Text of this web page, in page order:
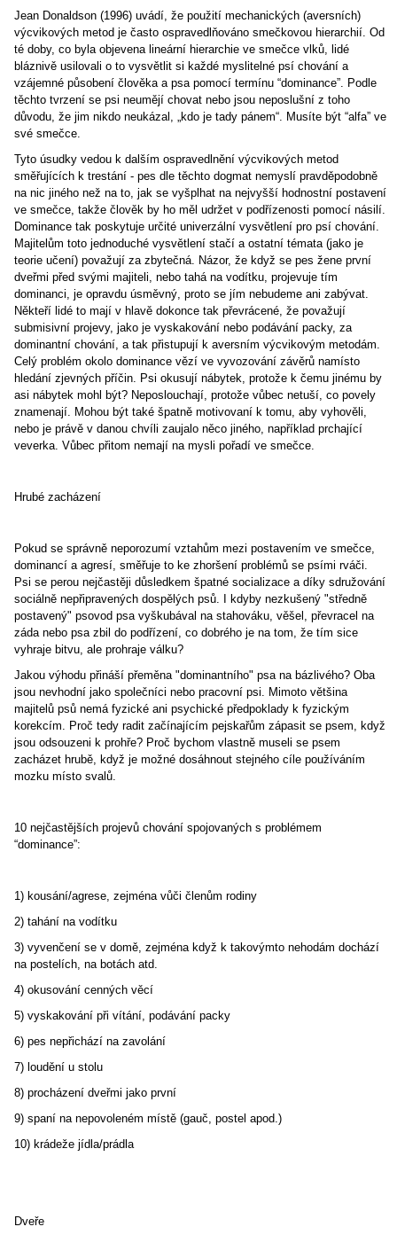
Jean Donaldson (1996) uvádí, že použití mechanických (aversních)
výcvikových metod je často ospravedlňováno smečkovou hierarchií. Od
té doby, co byla objevena lineární hierarchie ve smečce vlků, lidé
bláznivě usilovali o to vysvětlit si každé myslitelné psí chování a
vzájemné působení člověka a psa pomocí termínu “dominance”. Podle
těchto tvrzení se psi neumějí chovat nebo jsou neposlušní z toho
důvodu, že jim nikdo neukázal, „kdo je tady pánem“. Musíte být “alfa” ve
své smečce.
Tyto úsudky vedou k dalším ospravedlnění výcvikových metod
směřujících k trestání - pes dle těchto dogmat nemyslí pravděpodobně
na nic jiného než na to, jak se vyšplhat na nejvyšší hodnostní postavení
ve smečce, takže člověk by ho měl udržet v podřízenosti pomocí násilí.
Dominance tak poskytuje určité univerzální vysvětlení pro psí chování.
Majitelům toto jednoduché vysvětlení stačí a ostatní témata (jako je
teorie učení) považují za zbytečná. Názor, že když se pes žene první
dveřmi před svými majiteli, nebo tahá na vodítku, projevuje tím
dominanci, je opravdu úsměvný, proto se jím nebudeme ani zabývat.
Někteří lidé to mají v hlavě dokonce tak převrácené, že považují
submisivní projevy, jako je vyskakování nebo podávání packy, za
dominantní chování, a tak přistupují k aversním výcvikovým metodám.
Celý problém okolo dominance vězí ve vyvozování závěrů namísto
hledání zjevných příčin. Psi okusují nábytek, protože k čemu jinému by
asi nábytek mohl být? Neposlouchají, protože vůbec netuší, co povely
znamenají. Mohou být také špatně motivovaní k tomu, aby vyhověli,
nebo je právě v danou chvíli zaujalo něco jiného, například prchající
veverka. Vůbec přitom nemají na mysli pořadí ve smečce.
Hrubé zacházení
Pokud se správně neporozumí vztahům mezi postavením ve smečce,
dominancí a agresí, směřuje to ke zhoršení problémů se psími rváči.
Psi se perou nejčastěji důsledkem špatné socializace a díky sdružování
sociálně nepřipravených dospělých psů. I kdyby nezkušený "středně
postavený" psovod psa vyškubával na stahováku, věšel, převracel na
záda nebo psa zbil do podřízení, co dobrého je na tom, že tím sice
vyhraje bitvu, ale prohraje válku?
Jakou výhodu přináší přeměna "dominantního" psa na bázlivého? Oba
jsou nevhodní jako společníci nebo pracovní psi. Mimoto většina
majitelů psů nemá fyzické ani psychické předpoklady k fyzickým
korekcím. Proč tedy radit začínajícím pejskařům zápasit se psem, když
jsou odsouzeni k prohře? Proč bychom vlastně museli se psem
zacházet hrubě, když je možné dosáhnout stejného cíle používáním
mozku místo svalů.
10 nejčastějších projevů chování spojovaných s problémem
“dominance”:
1) kousání/agrese, zejména vůči členům rodiny
2) tahání na vodítku
3) vyvenčení se v domě, zejména když k takovýmto nehodám dochází
na postelích, na botách atd.
4) okusování cenných věcí
5) vyskakování při vítání, podávání packy
6) pes nepřichází na zavolání
7) loudění u stolu
8) procházení dveřmi jako první
9) spaní na nepovoleném místě (gauč, postel apod.)
10) krádeže jídla/prádla
Dveře